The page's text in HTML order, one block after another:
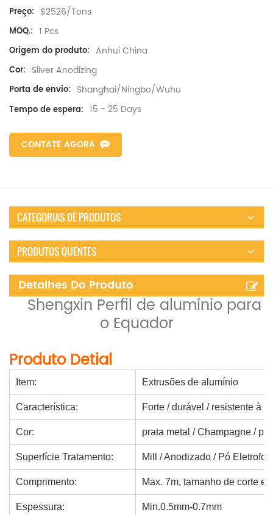
Preço: $2526/Tons
MOQ.: 1 Pcs
Origem do produto: Anhui China
Cor: Sliver Anodizing
Porta de envio: Shanghai/Ningbo/Wuhu
Tempo de espera: 15 - 25 Days
CONTATE AGORA
CATEGORIAS DE PRODUTOS
PRODUTOS QUENTES
Detalhes Do Produto
Shengxin Perfil de alumínio para
o Equador
Produto Detial
Item: Extrusões de alumínio
Característica: Forte / durável / resistente à
Cor: prata metal / Champagne /
Superfície Tratamento: Mill / Anodizado / Pó
Comprimento: Max. 7m, tamanho de corte
Espessura: Min.0.5mm-0.7mm